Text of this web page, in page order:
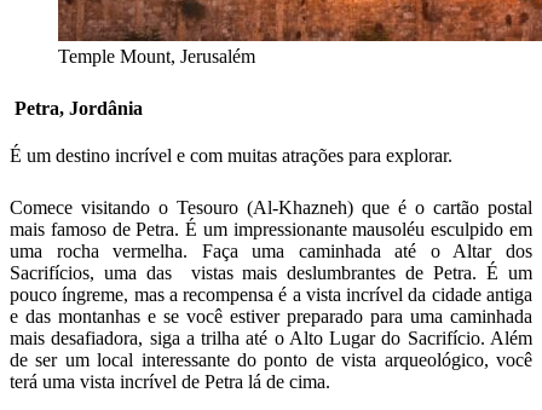
Temple Mount, Jerusalém
Petra, Jordânia
É um destino incrível e com muitas atrações para explorar.
Comece visitando o Tesouro (Al-Khazneh) que é o cartão postal
mais famoso de Petra. É um impressionante mausoléu esculpido em
uma rocha vermelha. Faça uma caminhada até o Altar dos
Sacrifícios, uma das vistas mais deslumbrantes de Petra. É um
pouco íngreme, mas a recompensa é a vista incrível da cidade antiga
e das montanhas e se você estiver preparado para uma caminhada
mais desafiadora, siga a trilha até o Alto Lugar do Sacrifício. Além
de ser um local interessante do ponto de vista arqueológico, você
terá uma vista incrível de Petra lá de cima.